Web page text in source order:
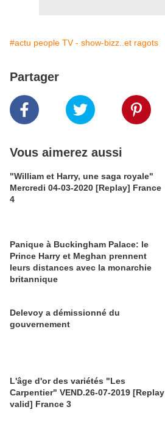
#actu people TV - show-bizz..et ragots
Partager
Vous aimerez aussi
"William et Harry, une saga royale"
Mercredi 04-03-2020 [Replay] France
4
Panique à Buckingham Palace: le
Prince Harry et Meghan prennent
leurs distances avec la monarchie
britannique
Delevoy a démissionné du
gouvernement
L'âge d'or des variétés "Les
Carpentier" VEND.26-07-2019 [Replay
valid] France 3